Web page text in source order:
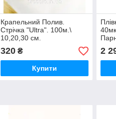
Крапельний Полив.
Стрічка "Ultra". 100м.\
10,20,30 см.
320₴
Купити
2